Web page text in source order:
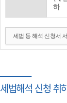
하
세법 등 해석 신청서
세법해석 신청 취